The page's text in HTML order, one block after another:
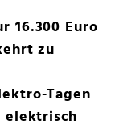
16.300 Euro
zu
Tagen
elektrisch